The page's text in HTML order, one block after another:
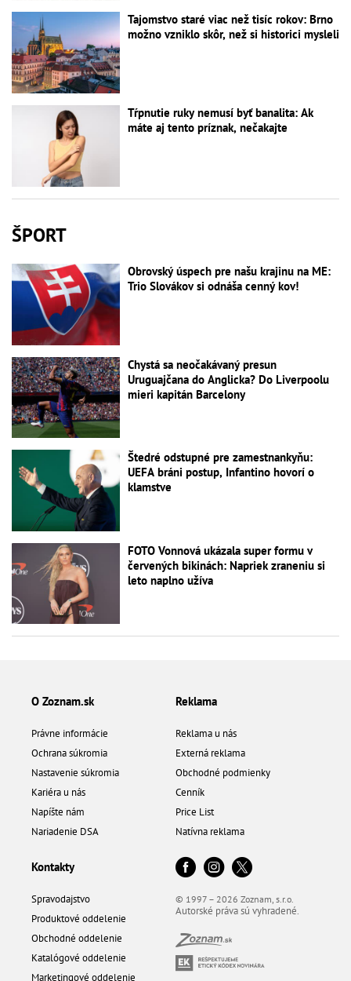
Tajomstvo staré viac než tisíc rokov: Brno
možno vzniklo skôr, než si historici mysleli
Tŕpnutie ruky nemusí byť banalita: Ak
máte aj tento príznak, nečakajte
ŠPORT
Obrovský úspech pre našu krajinu na ME:
Trio Slovákov si odnáša cenný kov!
Chystá sa neočakávaný presun
Uruguajčana do Anglicka? Do Liverpoolu
mieri kapitán Barcelony
Štedré odstupné pre zamestnankyňu:
UEFA bráni postup, Infantino hovorí o
klamstve
FOTO Vonnová ukázala super formu v
červených bikinách: Napriek zraneniu si
leto naplno užíva
O Zoznam.sk
Právne informácie
Ochrana súkromia
Nastavenie súkromia
Kariéra u nás
Napíšte nám
Nariadenie DSA
Reklama
Reklama u nás
Externá reklama
Obchodné podmienky
Cenník
Price List
Natívna reklama
Kontakty
Spravodajstvo
Produktové oddelenie
Obchodné oddelenie
Katalógové oddelenie
Marketingové oddelenie
© 1997 – 2026 Zoznam, s.r.o.
Autorské práva sú vyhradené.